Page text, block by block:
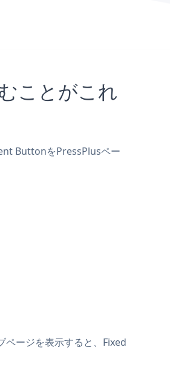
ことがこれ
ButtonをPressPlusペー
ージを表示すると、Fixed